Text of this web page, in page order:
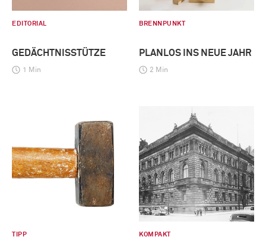
EDITORIAL
GEDÄCHTNISSTÜTZE
1 Min
BRENNPUNKT
PLANLOS INS NEUE JAHR
2 Min
TIPP KOMPAKT